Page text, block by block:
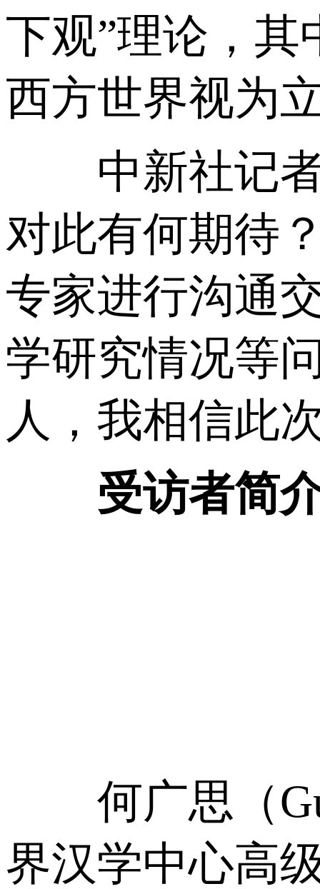
下观”理论，
西方世界视为
中新社记者
对此有何期待
专家进行沟通
学研究情况等
人，我相信此
受访者简
何广思（
界汉学中心高